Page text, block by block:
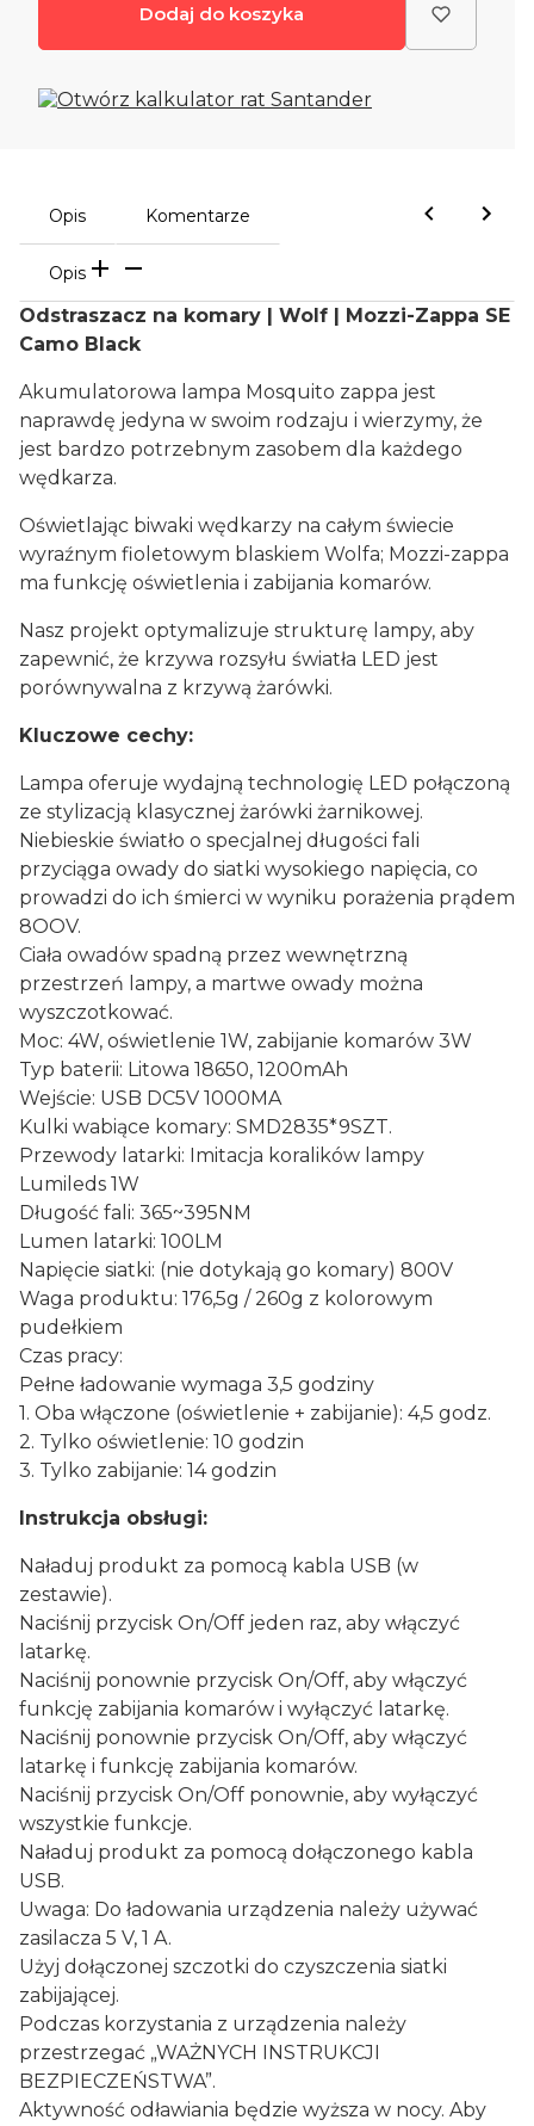
Dodaj do koszyka
Opis Komentarze
Opis
Odstraszacz na komary | Wolf | Mozzi-Zappa SE
Camo Black
Akumulatorowa lampa Mosquito zappa jest
naprawdę jedyna w swoim rodzaju i wierzymy, że
jest bardzo potrzebnym zasobem dla każdego
wędkarza.
Oświetlając biwaki wędkarzy na całym świecie
wyraźnym fioletowym blaskiem Wolfa; Mozzi-zappa
ma funkcję oświetlenia i zabijania komarów.
Nasz projekt optymalizuje strukturę lampy, aby
zapewnić, że krzywa rozsyłu światła LED jest
porównywalna z krzywą żarówki.
Kluczowe cechy:
Lampa oferuje wydajną technologię LED połączoną
ze stylizacją klasycznej żarówki żarnikowej.
Niebieskie światło o specjalnej długości fali
przyciąga owady do siatki wysokiego napięcia, co
prowadzi do ich śmierci w wyniku porażenia prądem
8OOV.
Ciała owadów spadną przez wewnętrzną
przestrzeń lampy, a martwe owady można
wyszczotkować.
Moc: 4W, oświetlenie 1W, zabijanie komarów 3W
Typ baterii: Litowa 18650, 1200mAh
Wejście: USB DC5V 1000MA
Kulki wabiące komary: SMD2835*9SZT.
Przewody latarki: Imitacja koralików lampy
Lumileds 1W
Długość fali: 365~395NM
Lumen latarki: 100LM
Napięcie siatki: (nie dotykają go komary) 800V
Waga produktu: 176,5g / 260g z kolorowym
pudełkiem
Czas pracy:
Pełne ładowanie wymaga 3,5 godziny
1. Oba włączone (oświetlenie + zabijanie): 4,5 godz.
2. Tylko oświetlenie: 10 godzin
3. Tylko zabijanie: 14 godzin
Instrukcja obsługi:
Naładuj produkt za pomocą kabla USB (w
zestawie).
Naciśnij przycisk On/Off jeden raz, aby włączyć
latarkę.
Naciśnij ponownie przycisk On/Off, aby włączyć
funkcję zabijania komarów i wyłączyć latarkę.
Naciśnij ponownie przycisk On/Off, aby włączyć
latarkę i funkcję zabijania komarów.
Naciśnij przycisk On/Off ponownie, aby wyłączyć
wszystkie funkcje.
Naładuj produkt za pomocą dołączonego kabla
USB.
Uwaga: Do ładowania urządzenia należy używać
zasilacza 5 V, 1 A.
Użyj dołączonej szczotki do czyszczenia siatki
zabijającej.
Podczas korzystania z urządzenia należy
przestrzegać „WAŻNYCH INSTRUKCJI
BEZPIECZEŃSTWA”.
Aktywność odławiania będzie wyższa w nocy. Aby